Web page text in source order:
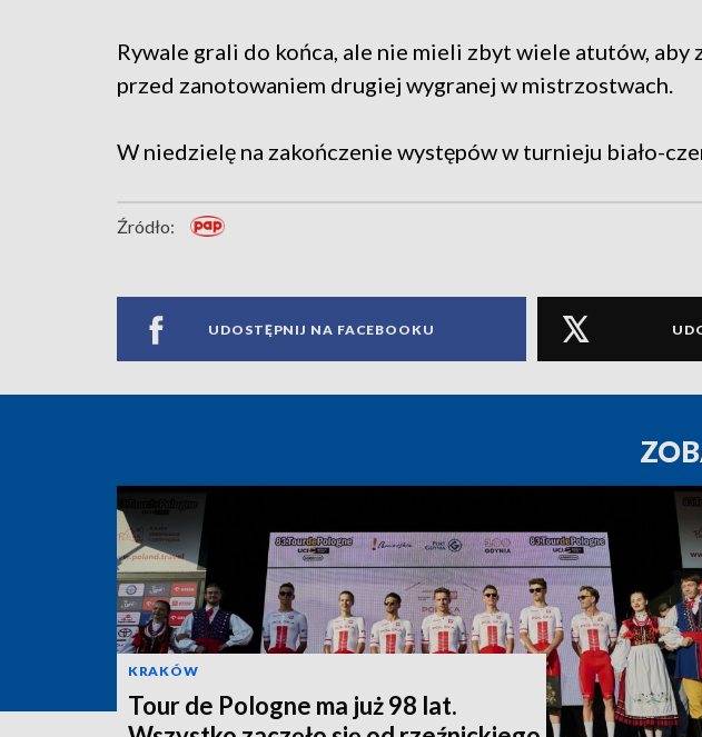
Rywale grali do końca, ale nie mieli zbyt wiele atutów, aby
przed zanotowaniem drugiej wygranej w mistrzostwach.
W niedzielę na zakończenie występów w turnieju biało-
Źródło:
UDOSTĘPNIJ NA FACEBOOKU
KRAKÓW
Tour de Pologne ma już 98 lat.